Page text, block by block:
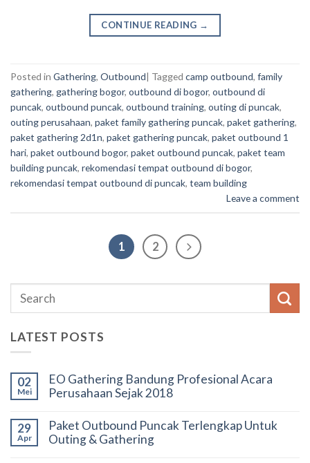
CONTINUE READING →
Posted in Gathering, Outbound| Tagged camp outbound, family
gathering, gathering bogor, outbound di bogor, outbound di
puncak, outbound puncak, outbound training, outing di puncak,
outing perusahaan, paket family gathering puncak, paket gathering,
paket gathering 2d1n, paket gathering puncak, paket outbound 1
hari, paket outbound bogor, paket outbound puncak, paket team
building puncak, rekomendasi tempat outbound di bogor,
rekomendasi tempat outbound di puncak, team building
Leave a comment
1 2
LATEST POSTS
02
Mei
EO Gathering Bandung Profesional Acara
Perusahaan Sejak 2018
29
Apr
Paket Outbound Puncak Terlengkap Untuk
Outing & Gathering